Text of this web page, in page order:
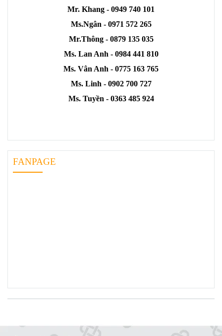
Mr. Khang - 0949 740 101
Ms.Ngân - 0971 572 265
Mr.Thông - 0879 135 035
Ms. Lan Anh - 0984 441 810
Ms. Vân Anh - 0775 163 765
Ms. Linh - 0902 700 727
Ms. Tuyền - 0363 485 924
FANPAGE